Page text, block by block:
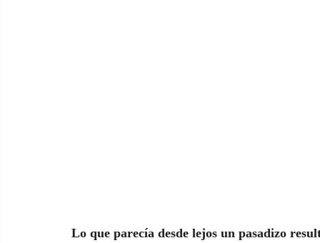
Lo que parecía desde lejos un pasadizo